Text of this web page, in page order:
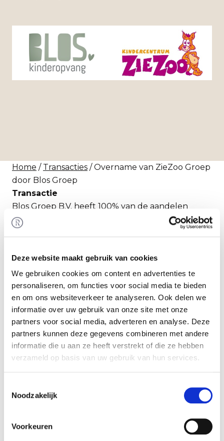
Deze website maakt gebruik van cookies
We gebruiken cookies om content en advertenties te
personaliseren, om functies voor social media te bieden
en om ons websiteverkeer te analyseren. Ook delen we
informatie over uw gebruik van onze site met onze
partners voor social media, adverteren en analyse. Deze
partners kunnen deze gegevens combineren met andere
informatie die u aan ze heeft verstrekt of die ze hebben
verzameld op basis van uw gebruik van hun services.
Noodzakelijk
Voorkeuren
Home / Transacties / Overname van ZieZoo Groep
door Blos Groep
Transactie
Blos Groep B.V. heeft 100% van de aandelen
overgenomen in ZieZoo Groep B.V. Rembrandt
Fusies & Overnames heeft de verkoper begeleid
ZieZoo Groep B.V.
ZieZoo Groep B.V. biedt buitenschoolse opvang
en kinderdagopvang aan voor kinderen van 0 tot
12 jaar in Delfgauw, Nootdorp, Pijnacker en
Voorburg. ZieZoo is gestart met voornamelijk
BSO-locaties maar heeft de afgelopen jaren
ingespeeld op de groeiende vraag van ouders
naar kinderopvang. Op dit moment heeft de
allen gunstig liggen. In de regio staat ZieZoo
bekend om haar kleinschalige en persoonlijke
kwaliteitseisen.